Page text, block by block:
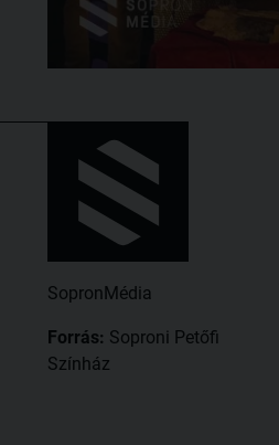
SopronMédia
Forrás: Soproni Petőfi
Színház